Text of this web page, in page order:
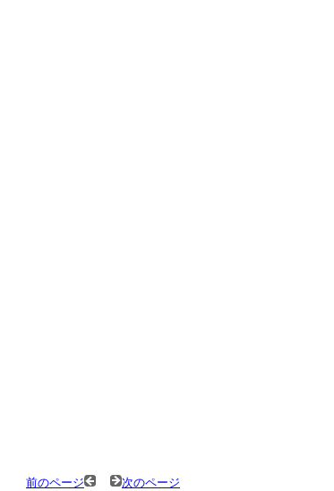
前のページ 次のページ